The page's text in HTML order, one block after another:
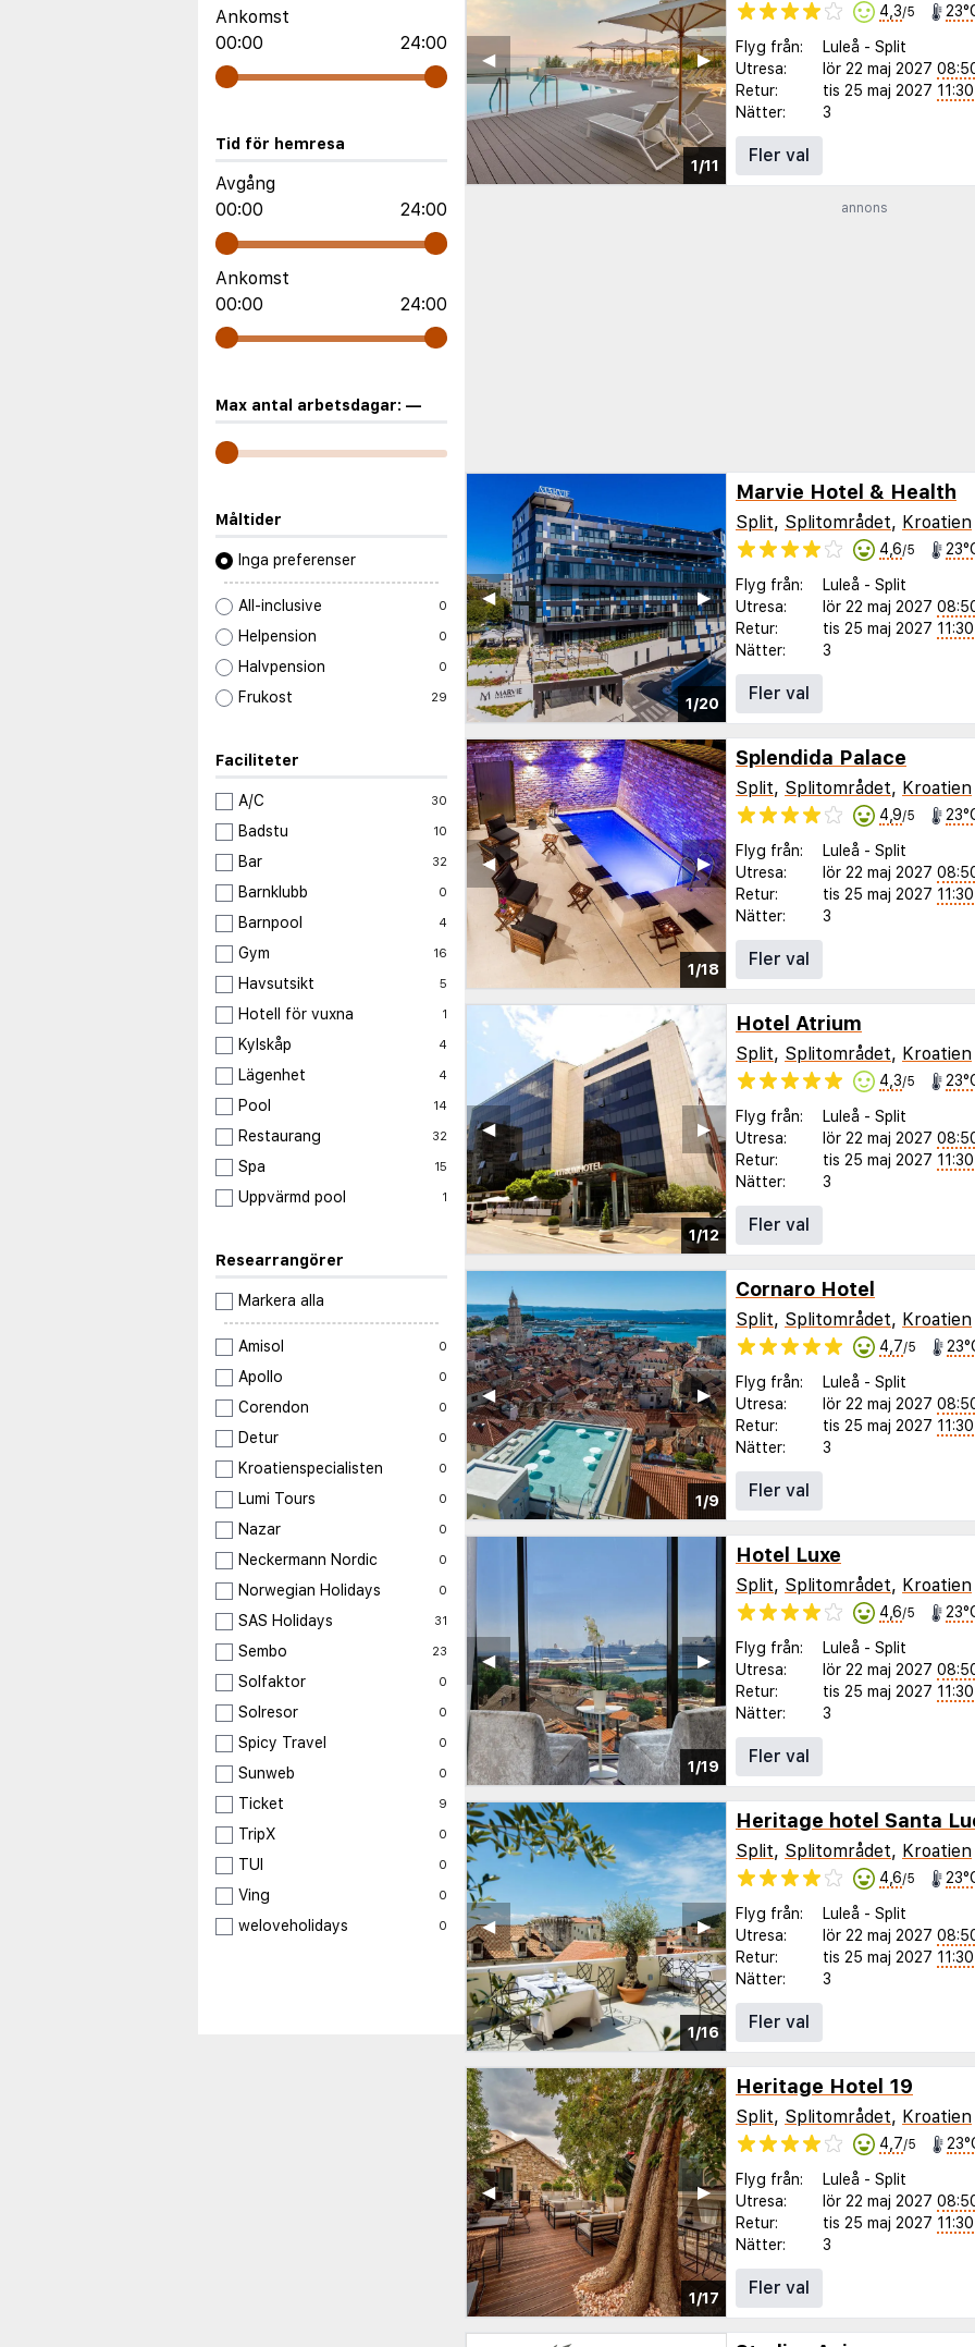
Ankomst
00:00
24:00
Tid för hemresa
Avgång
00:00
24:00
Ankomst
00:00
24:00
Max antal arbetsdagar: —
Måltider
Inga preferenser
All-inclusive 0
Helpension 0
Halvpension 0
Frukost 29
Faciliteter
A/C 30
Badstu 10
Bar 32
Barnklubb 0
Barnpool 4
Gym 16
Havsutsikt 5
Hotell för vuxna 1
Kylskåp 4
Lägenhet 4
Pool 14
Restaurang 32
Spa 15
Uppvärmd pool 1
Researrangörer
Markera alla
Amisol 0
Apollo 0
Corendon 0
Detur 0
Kroatienspecialisten 0
Lumi Tours 0
Nazar 0
Neckermann Nordic 0
Norwegian Holidays 0
SAS Holidays 31
Sembo 23
Solfaktor 0
Solresor 0
Spicy Travel 0
Sunweb 0
Ticket 9
TripX 0
TUI 0
Ving 0
weloveholidays 0
1/11
▶︎
◀︎
4,3/5
Flyg från: Luleå - Split
Utresa:
lör 22 maj 2027
Retur:
tis 25 maj 2027 11:30
Nätter:
3
Fler val
annons
1/20
▶︎
◀︎
Marvie Hotel & Health
Split, Splitområdet, Kroatien
4,6/5
Flyg från: Luleå - Split
Utresa:
lör 22 maj 2027
Retur:
tis 25 maj 2027 11:30
Nätter:
3
Fler val
1/18
▶︎
◀︎
Splendida Palace
Split, Splitområdet, Kroatien
4,9/5
Flyg från: Luleå - Split
Utresa:
lör 22 maj 2027
Retur:
tis 25 maj 2027 11:30
Nätter:
3
Fler val
1/12
▶︎
◀︎
Hotel Atrium
Split, Splitområdet, Kroatien
4,3/5
Flyg från: Luleå - Split
Utresa:
lör 22 maj 2027
Retur:
tis 25 maj 2027 11:30
Nätter:
3
Fler val
1/9
▶︎
◀︎
Cornaro Hotel
Split, Splitområdet, Kroatien
4,7/5
Flyg från: Luleå - Split
Utresa:
lör 22 maj 2027
Retur:
tis 25 maj 2027 11:30
Nätter:
3
Fler val
1/19
▶︎
◀︎
Hotel Luxe
Split, Splitområdet, Kroatien
4,6/5
Flyg från: Luleå - Split
Utresa:
lör 22 maj 2027
Retur:
tis 25 maj 2027 11:30
Nätter:
3
Fler val
1/16
▶︎
◀︎
Heritage hotel Santa
Split, Splitområdet, Kroatien
4,6/5
Flyg från: Luleå - Split
Utresa:
lör 22 maj 2027
Retur:
tis 25 maj 2027 11:30
Nätter:
3
Fler val
1/17
▶︎
◀︎
Heritage Hotel 19
Split, Splitområdet, Kroatien
4,7/5
Flyg från: Luleå - Split
Utresa:
lör 22 maj 2027
Retur:
tis 25 maj 2027 11:30
Nätter:
3
Fler val